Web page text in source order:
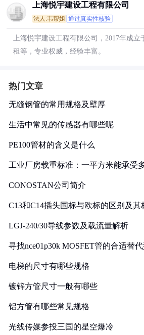
上海悦宇建设工程有限公司
法人:韦帮姐 通过真实性核验
上海悦宇建设工程有限公司，2017年成立
租等，专业权威，经验丰富。
热门文章
无缝钢管的常用规格及壁厚
生活中常见的传感器有哪些呢
PE100管材的含义是什么
工业厂房载重标准：一平方米能承受
CONOSTAN公司简介
C13和C14插头国标与欧标的区别及其
LGJ-240/30导线参数及载流量解析
寻找nce01p30k MOSFET管的合适替
电梯的尺寸有哪些规格
镀锌方管尺寸一般有哪些
铝方管有哪些常见规格
光线传媒参投三国的星空爆冷